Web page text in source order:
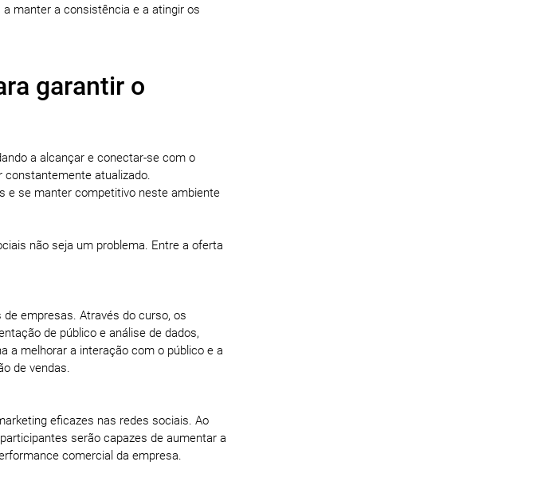
manter a consistência e a atingir os
garantir o
a alcançar e conectar-se com o
constantemente atualizado.
e se manter competitivo neste ambiente
não seja um problema. Entre a oferta
empresas. Através do curso, os
de público e análise de dados,
a melhorar a interação com o público e a
de vendas.
eficazes nas redes sociais. Ao
serão capazes de aumentar a
comercial da empresa.